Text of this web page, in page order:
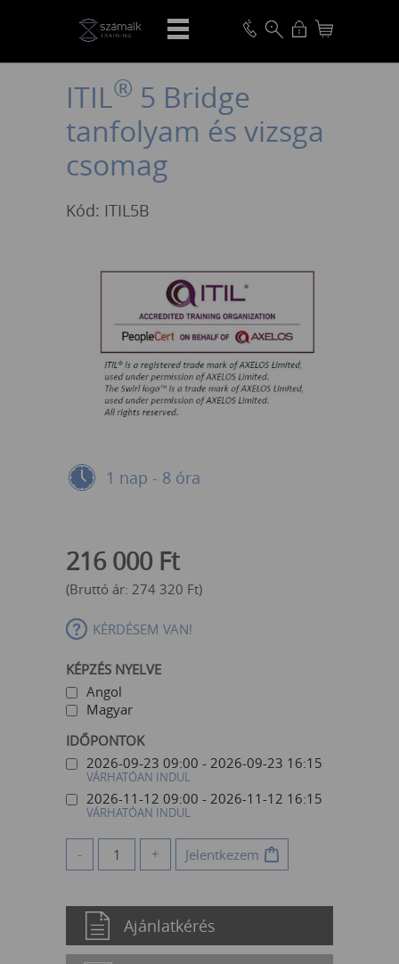
VISSZA
ITIL® 5 Bridge
tanfolyam és vizsga
csomag
Kód: ITIL5B
1 nap - 8 óra
216 000 Ft
(Bruttó ár: 274 320 Ft)
KÉRDÉSEM VAN!
KÉPZÉS NYELVE
Angol
Magyar
IDŐPONTOK
2026-09-23 09:00 - 2026-09-23 16:15
VÁRHATÓAN INDUL
2026-11-12 09:00 - 2026-11-12 16:15
VÁRHATÓAN INDUL
- + Jelentkezem
Ajánlatkérés